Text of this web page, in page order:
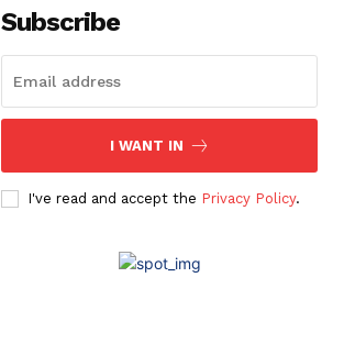
Subscribe
I WANT IN
I've read and accept the Privacy Policy.